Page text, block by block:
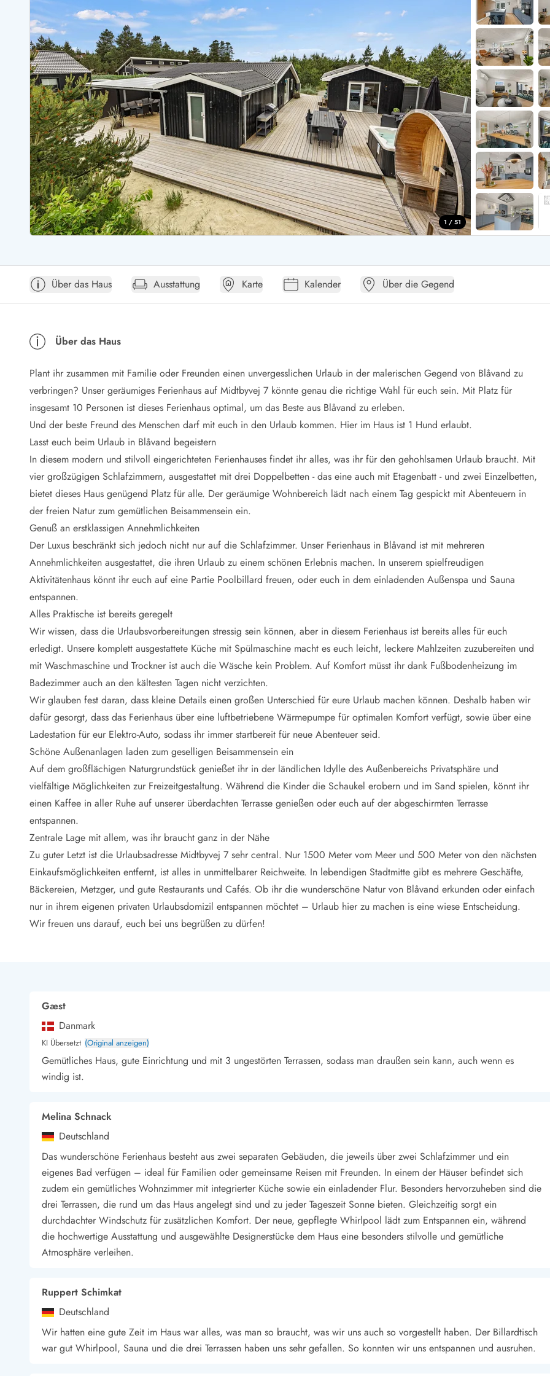
Ferienhäuser mit Whirlpool
Ferienhäuser mit Freitagswechsel
Ferienhäuser für Angler
Ferienhaus für 4 Personen
Ferienhaus für 6 Personen
Ferienhaus für 8 Personen
Ferienhäuser
Ferienhäuser
Ferienhäuser BjerregardFerienhäuser BlavandFerienhäuser Hvide SandeFerienhäuser Sondervig
Ferienhäuser Argab
Ferienhäuser in Arrild
Ferienhäuser Bjerregard
Ferienhäuser Blavand
Ferienhäuser Bork Havn
Ferienhäuser Fjand
Ferienhäuser Fanö
Ferienhäuser Graerup Strand
Ferienhäuser Haurvig
Ferienhäuser Henne Strand
Ferienhäuser Ho
Ferienhäuser Houstrup
Ferienhäuser Houvig
Ferienhäuser auf Holmsland Klit
Ferienhäuser in Holmsland
Ferienhäuser Hvide Sande
Ferienhäuser Jegum
Ferienhäuser Klegod
Ferienhäuser Lodbjerg Hede
Ferienhäuser Nr. Lyngvig
Ferienhäuser in
Ferienhäuser
Ferienhäuser
Ferienhäuser
Ferienhäuser
Ferienhäuser in
Ferienhäuser
Ferienhäuser
Ferienhäuser
Öffnungszeiten
Anreise
Ferienhaus ABC
Häufige Fragen zur Buchung
Verleihservice
Reisescheckliste
Endreinigung
Gutschein
Frühbucher
Mietbedingungen
Reiseführer Dänemark
Tipps für Urlaub in Dänemark
Wetter in Dänemark
Saisonzeiten
Badesicherheit im Meer
Naturschutz
Webcam Dänemark
Ferienhauskatalog
Fotowettbewerb
Vorteile bei uns
Reisecurity
Esmark KidsVIP
Esmark VIP - Partnervorteile und Rabatte
Preisgarantie
Keine Kaution
Gästebewertungen
Gratis WLAN
We love people
Esmark VIP Partnervorteile
Esmark KidsVIP
LEGOLAND® Rabatt
Urlaub mit Kindern
Urlaub mit Hund
Urlaub am Strand
Urlaub in der Natur
Finde Bernstein am Strand
Indoorspielländer in Dänemark
Minigolf spielen in Dänemark
Schwimmhallen und Badeländer
Golfen in Dänemark
Fitnesscenter in Dänemark
Fahrradfahren in Dänemark
Reiten in Dänemark
Wandern in Dänemark
Segeln in Dänemark
Kultur in Dänemark
Historische Museen
Sehenswürdigkeiten
Kunstmuseen
Kunsthandwerk und Galerien
Essen und Trinken
Einkaufen und Shopping
Weihnachten in Dänemark
Wikinger in Dänemark
1 / 51
Über das Haus Ausstattung Karte Kalender Über die Gegend
Über das Haus
Plant ihr zusammen mit Familie oder Freunden einen unvergesslichen Urlaub in der malerischen Gegend von Blåvand zu
verbringen? Unser geräumiges Ferienhaus auf Midtbyvej 7 könnte genau die richtige Wahl für euch sein. Mit Platz für
insgesamt 10 Personen ist dieses Ferienhaus optimal, um das Beste aus Blåvand zu erleben.
Und der beste Freund des Menschen darf mit euch in den Urlaub kommen. Hier im Haus ist 1 Hund erlaubt.
Lasst euch beim Urlaub in Blåvand begeistern
In diesem modern und stilvoll eingerichteten Ferienhauses findet ihr alles, was ihr für den gehohlsamen Urlaub braucht. Mit
vier großzügigen Schlafzimmern, ausgestattet mit drei Doppelbetten - das eine auch mit Etagenbatt - und zwei Einzelbetten,
bietet dieses Haus genügend Platz für alle. Der geräumige Wohnbereich lädt nach einem Tag gespickt mit Abenteuern in
der freien Natur zum gemütlichen Beisammensein ein.
Genuß an erstklassigen Annehmlichkeiten
Der Luxus beschränkt sich jedoch nicht nur auf die Schlafzimmer. Unser Ferienhaus in Blåvand ist mit mehreren
Annehmlichkeiten ausgestattet, die ihren Urlaub zu einem schönen Erlebnis machen. In unserem spielfreudigen
Aktivitätenhaus könnt ihr euch auf eine Partie Poolbillard freuen, oder euch in dem einladenden Außenspa und Sauna
entspannen.
Alles Praktische ist bereits geregelt
Wir wissen, dass die Urlaubsvorbereitungen stressig sein können, aber in diesem Ferienhaus ist bereits alles für euch
erledigt. Unsere komplett ausgestattete Küche mit Spülmaschine macht es euch leicht, leckere Mahlzeiten zuzubereiten und
mit Waschmaschine und Trockner ist auch die Wäsche kein Problem. Auf Komfort müsst ihr dank Fußbodenheizung im
Badezimmer auch an den kältesten Tagen nicht verzichten.
Wir glauben fest daran, dass kleine Details einen großen Unterschied für eure Urlaub machen können. Deshalb haben wir
dafür gesorgt, dass das Ferienhaus über eine luftbetriebene Wärmepumpe für optimalen Komfort verfügt, sowie über eine
Ladestation für eur Elektro-Auto, sodass ihr immer startbereit für neue Abenteuer seid.
Schöne Außenanlagen laden zum geselligen Beisammensein ein
Auf dem großflächigen Naturgrundstück genießet ihr in der ländlichen Idylle des Außenbereichs Privatsphäre und
vielfältige Möglichkeiten zur Freizeitgestaltung. Während die Kinder die Schaukel erobern und im Sand spielen, könnt ihr
einen Kaffee in aller Ruhe auf unserer überdachten Terrasse genießen oder euch auf der abgeschirmten Terrasse
entspannen.
Zentrale Lage mit allem, was ihr braucht ganz in der Nähe
Zu guter Letzt ist die Urlaubsadresse Midtbyvej 7 sehr central. Nur 1500 Meter vom Meer und 500 Meter von den nächsten
Einkaufsmöglichkeiten entfernt, ist alles in unmittelbarer Reichweite. In lebendigen Stadtmitte gibt es mehrere Geschäfte,
Bäckereien, Metzger, und gute Restaurants und Cafés. Ob ihr die wunderschöne Natur von Blåvand erkunden oder einfach
nur in ihrem eigenen privaten Urlaubsdomizil entspannen möchtet – Urlaub hier zu machen is eine wiese Entscheidung.
Wir freuen uns darauf, euch bei uns begrüßen zu dürfen!
Gæst
Danmark
KI Übersetzt (Original anzeigen)
Gemütliches Haus, gute Einrichtung und mit 3 ungestörten Terrassen, sodass man draußen sein kann, auch wenn es
windig ist.
Melina Schnack
Deutschland
Das wunderschöne Ferienhaus besteht aus zwei separaten Gebäuden, die jeweils über zwei Schlafzimmer und ein
eigenes Bad verfügen – ideal für Familien oder gemeinsame Reisen mit Freunden. In einem der Häuser befindet sich
zudem ein gemütliches Wohnzimmer mit integrierter Küche sowie ein einladender Flur. Besonders hervorzuheben sind die
drei Terrassen, die rund um das Haus angelegt sind und zu jeder Tageszeit Sonne bieten. Gleichzeitig sorgt ein
durchdachter Windschutz für zusätzlichen Komfort. Der neue, gepflegte Whirlpool lädt zum Entspannen ein, während
die hochwertige Ausstattung und ausgewählte Designerstücke dem Haus eine besonders stilvolle und gemütliche
Atmosphäre verleihen.
Ruppert Schimkat
Deutschland
Wir hatten eine gute Zeit im Haus war alles, was man so braucht, was wir uns auch so vorgestellt haben. Der Billardtisch
war gut Whirlpool, Sauna und die drei Terrassen haben uns sehr gefallen. So konnten wir uns entspannen und ausruhen.